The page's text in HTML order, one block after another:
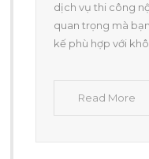
dịch vụ thi công
quan trọng mà
kế phù hợp với
Read More